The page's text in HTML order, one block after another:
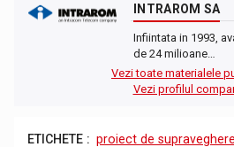
INTRAROM SA
Infiintata in 1993,
de 24 milioane…
Vezi toate materialele
Vezi profilul
ETICHETE : proiect de